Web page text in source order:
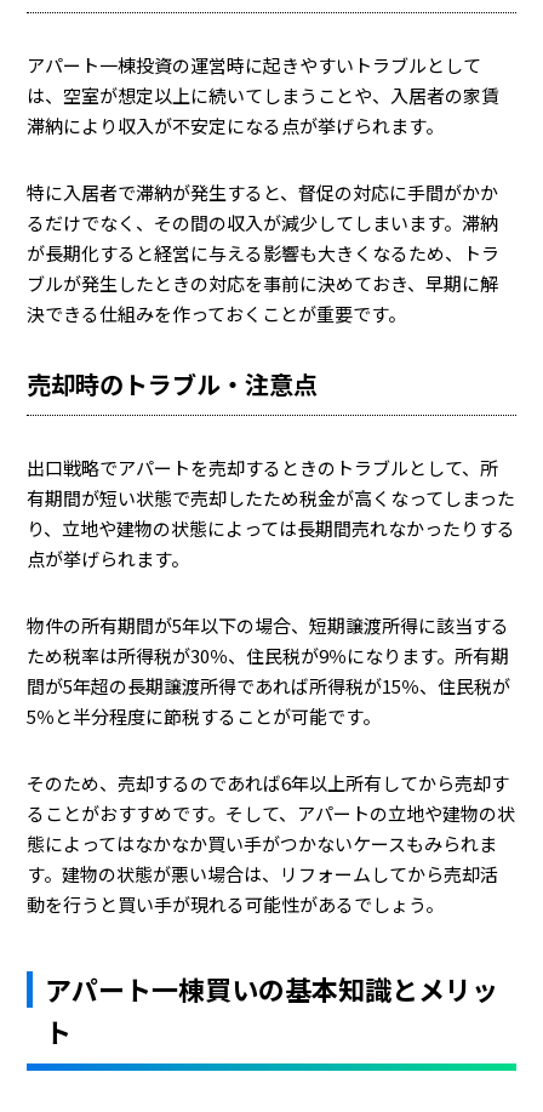
アパート一棟投資の運営時に起きやすいトラブルとして
は、空室が想定以上に続いてしまうことや、入居者の家賃
滞納により収入が不安定になる点が挙げられます。
特に入居者で滞納が発生すると、督促の対応に手間がかか
るだけでなく、その間の収入が減少してしまいます。滞納
が長期化すると経営に与える影響も大きくなるため、トラ
ブルが発生したときの対応を事前に決めておき、早期に解
決できる仕組みを作っておくことが重要です。
売却時のトラブル・注意点
出口戦略でアパートを売却するときのトラブルとして、所
有期間が短い状態で売却したため税金が高くなってしまった
り、立地や建物の状態によっては長期間売れなかったりする
点が挙げられます。
物件の所有期間が5年以下の場合、短期譲渡所得に該当する
ため税率は所得税が30％、住民税が9％になります。所有期
間が5年超の長期譲渡所得であれば所得税が15％、住民税が
5％と半分程度に節税することが可能です。
そのため、売却するのであれば6年以上所有してから売却す
ることがおすすめです。そして、アパートの立地や建物の状
態によってはなかなか買い手がつかないケースもみられま
す。建物の状態が悪い場合は、リフォームしてから売却活
動を行うと買い手が現れる可能性があるでしょう。
アパート一棟買いの基本知識とメリッ
ト